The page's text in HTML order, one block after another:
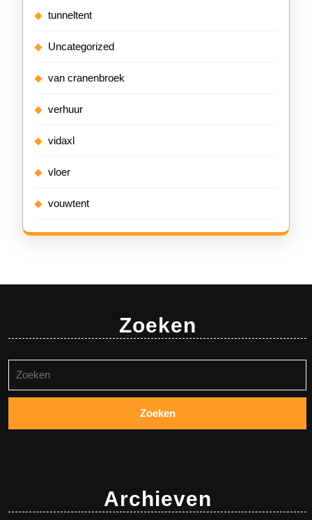
tunneltent
Uncategorized
van cranenbroek
verhuur
vidaxl
vloer
vouwtent
Zoeken
naar:
Archieven